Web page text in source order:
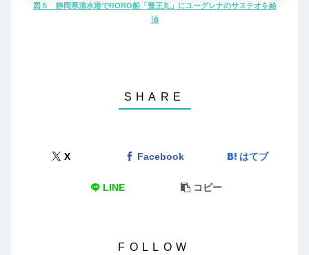
図５ 静岡県清水港でRORO船「豊王丸」にユーグレナのサステオを給
油
X Facebook はてブ
LINE コピー